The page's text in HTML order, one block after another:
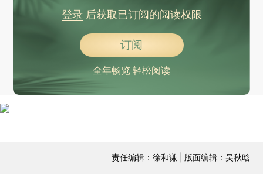
登录后获取已订阅的阅读权限
订阅
全年畅览 轻松阅读
责任编辑：徐和谦 | 版面编辑：吴秋晗